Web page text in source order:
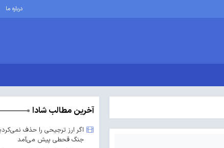
درباره ما
آخرین مطالب شادا
اگر ارز ترجیحی را حذف
جنگ قحطی پیش می‌آمد